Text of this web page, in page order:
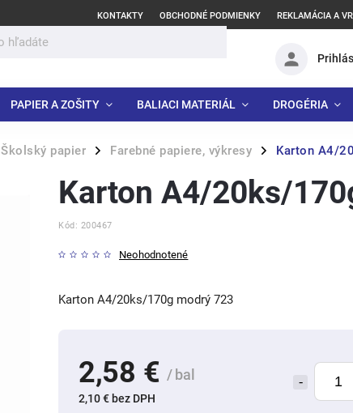
KONTAKTY OBCHODNÉ PODMIENKY REKLAMÁCIA A
PAPIER A ZOŠITY BALIACI MATERIÁL DROGÉRIA
Školský papier / Farebné papiere, výkresy / Karton A4/
2,58 € / bal
2,10 € bez DPH
Karton A4/20ks/
Kód: 200467
Neohodnotené
Karton A4/20ks/170g modrý 723